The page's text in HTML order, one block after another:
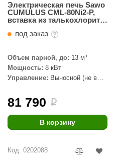
Электрическая печь Sawo
CUMULUS CML-80Ni2-P,
вставка из талькохлорита,
под заказ
Объем парной, до: 13 м³
Мощность: 8 кВт
Управление: Выносной (не в
81 790 i
В корзину
Код: 0202088